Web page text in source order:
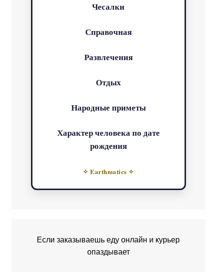
Чесалки
Справочная
Развлечения
Отдых
Народные приметы
Характер человека по дате
рождения
✧ Earthmatics ✧
Если заказываешь еду онлайн и курьер
опаздывает